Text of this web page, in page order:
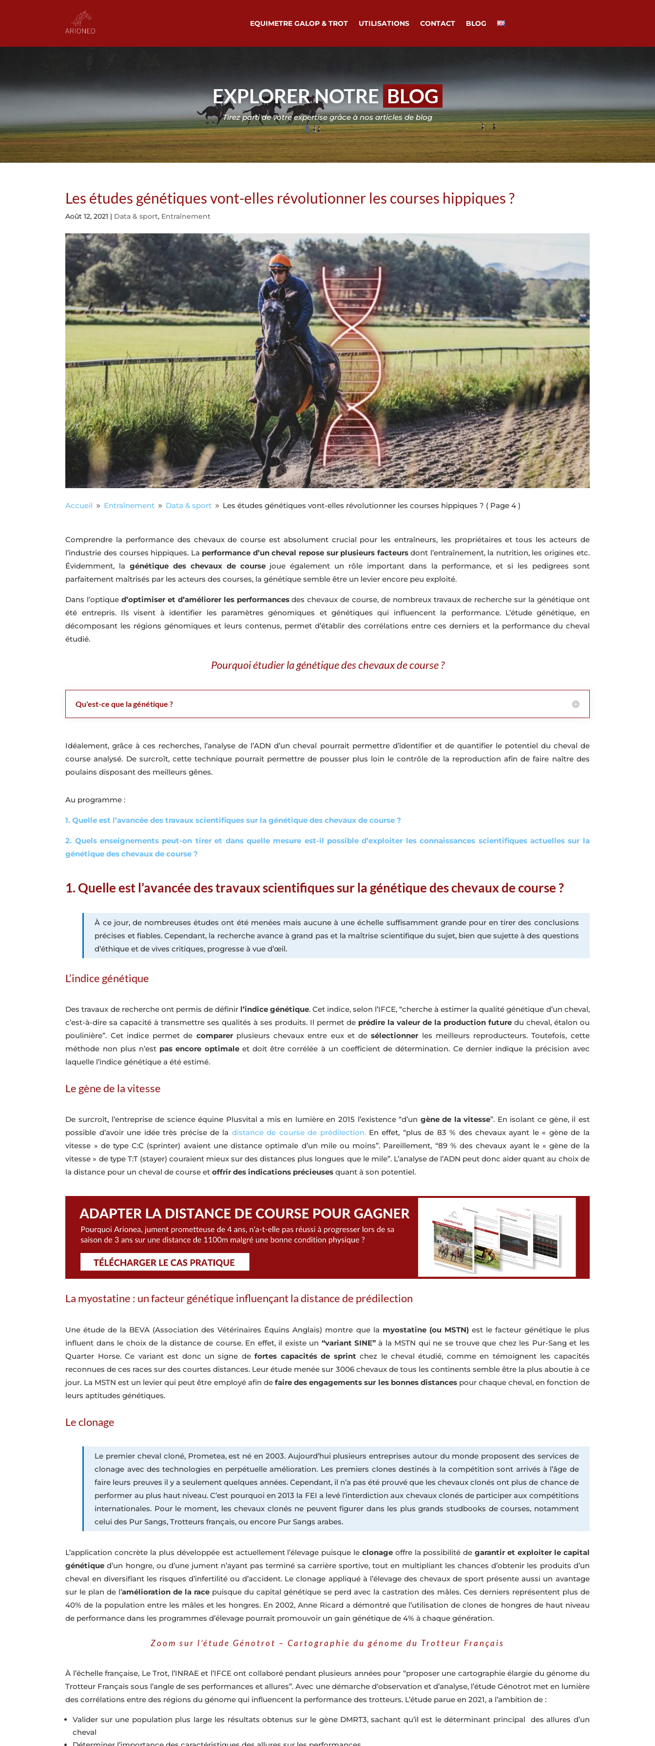
EQUIMETRE GALOP & TROT UTILISATIONS CONTACT BLOG
EXPLORER NOTRE BLOG
Tirez parti de votre expertise grâce à nos articles de blog
Les études génétiques vont-elles révolutionner les courses hippiques ?
Août 12, 2021 | Data & sport, Entraînement
Accueil 9 Entraînement 9 Data & sport 9 Les études génétiques vont-elles révolutionner les courses hippiques ? ( Page 4 )
Comprendre la performance des chevaux de course est absolument crucial pour les entraîneurs, les propriétaires et tous les acteurs de
l’industrie des courses hippiques. La performance d’un cheval repose sur plusieurs facteursdont l’entraînement, la nutrition, les origines etc.
Évidemment, lagénétique des chevaux de coursejoue également un rôle important dans la performance, et si les pedigrees sont
parfaitement maîtrisés par les acteurs des courses, la génétique semble être un levier encore peu exploité.
Dans l’optiqued’optimiser et d’améliorer les performancesdes chevaux de course, de nombreux travaux de recherche sur la génétique ont
été entrepris. Ils visent à identifier les paramètres génomiques et génétiques qui influencent la performance. L’étude génétique, en
décomposant les régions génomiques et leurs contenus, permet d’établir des corrélations entre ces derniers et la performance du cheval
étudié.
Pourquoi étudier la génétique des chevaux de course ?
Qu'est-ce que la génétique ?
Idéalement, grâce à ces recherches, l’analyse de l’ADN d’un cheval pourrait permettre d’identifier et de quantifier le potentiel du cheval de
course analysé. De surcroît, cette technique pourrait permettre de pousser plus loin le contrôle de la reproduction afin de faire naître des
poulains disposant des meilleurs gênes.
Au programme :
1. Quelle est l’avancée des travaux scientifiques sur la génétique des chevaux de course ?
2. Quels enseignements peut-on tirer et dans quelle mesure est-il possible d’exploiter les connaissances scientifiques actuelles sur la
génétique des chevaux de course ?
1. Quelle est l’avancée des travaux scientifiques sur la génétique des chevaux de course ?
À ce jour, de nombreuses études ont été menées mais aucune à une échelle suffisamment grande pour en tirer des conclusions
précises et fiables. Cependant, la recherche avance à grand pas et la maîtrise scientifique du sujet, bien que sujette à des questions
d’éthique et de vives critiques, progresse à vue d’œil.
L’indice génétique
Des travaux de recherche ont permis de définir l’indice génétique. Cet indice, selon l’IFCE, “cherche à estimer la qualité génétique d’un cheval,
c’est-à-dire sa capacité à transmettre ses qualités à ses produits. Il permet de prédire la valeur de la production futuredu cheval, étalon ou
poulinière”. Cet indice permet de comparerplusieurs chevaux entre eux et desélectionner les meilleurs reproducteurs. Toutefois, cette
méthode non plus n’est pas encore optimaleet doit être corrélée à un coefficient de détermination. Ce dernier indique la précision avec
laquelle l’indice génétique a été estimé.
Le gène de la vitesse
De surcroît, l’entreprise de science équine Plusvital a mis en lumière en 2015 l’existence “d’un gène de la vitesse”. En isolant ce gène, il est
possible d’avoir une idée très précise de la distance de course de prédilection.En effet, “plus de 83 % des chevaux ayant le « gène de la
vitesse » de type C:C (sprinter) avaient une distance optimale d’un mile ou moins”. Pareillement, “89 % des chevaux ayant le « gène de la
vitesse » de type T:T (stayer) couraient mieux sur des distances plus longues que le mile”. L’analyse de l’ADN peut donc aider quant au choix de
la distance pour un cheval de course etoffrir des indications précieuses quant à son potentiel.
La myostatine : un facteur génétique influençant la distance de prédilection
Une étude de la BEVA (Association des Vétérinaires Équins Anglais) montre que la myostatine (ou MSTN)est le facteur génétique le plus
influent dans le choix de la distance de course. En effet, il existe un “variant SINE”à la MSTN qui ne se trouve que chez les Pur-Sang et les
Quarter Horse. Ce variant est donc un signe defortes capacités de sprintchez le cheval étudié, comme en témoignent les capacités
reconnues de ces races sur des courtes distances. Leur étude menée sur 3006 chevaux de tous les continents semble être la plus aboutie à ce
jour. La MSTN est un levier qui peut être employé afin de faire des engagements sur les bonnes distancespour chaque cheval, en fonction de
leurs aptitudes génétiques.
Le clonage
Le premier cheval cloné, Prometea, est né en 2003. Aujourd’hui plusieurs entreprises autour du monde proposent des services de
clonage avec des technologies en perpétuelle amélioration. Les premiers clones destinés à la compétition sont arrivés à l’âge de
faire leurs preuves il y a seulement quelques années. Cependant, il n’a pas été prouvé que les chevaux clonés ont plus de chance de
performer au plus haut niveau. C’est pourquoi en 2013 la FEI a levé l’interdiction aux chevaux clonés de participer aux compétitions
internationales. Pour le moment, les chevaux clonés ne peuvent figurer dans les plus grands studbooks de courses, notamment
celui des Pur Sangs, Trotteurs français, ou encore Pur Sangs arabes.
L’application concrète la plus développée est actuellement l’élevage puisque le clonageoffre la possibilité degarantir et exploiter le capital
génétique d’un hongre, ou d’une jument n’ayant pas terminé sa carrière sportive, tout en multipliant les chances d’obtenir les produits d’un
cheval en diversifiant les risques d’infertilité ou d’accident. Le clonage appliqué à l’élevage des chevaux de sport présente aussi un avantage
sur le plan de l’amélioration de la race puisque du capital génétique se perd avec la castration des mâles. Ces derniers représentent plus de
40% de la population entre les mâles et les hongres. En 2002, Anne Ricard a démontré que l’utilisation de clones de hongres de haut niveau
de performance dans les programmes d’élevage pourrait promouvoir un gain génétique de 4% à chaque génération.
Zoom sur l’étude Génotrot – Cartographie du génome du Trotteur Français
À l’échelle française, Le Trot, l’INRAE et l’IFCE ont collaboré pendant plusieurs années pour “proposer une cartographie élargie du génome du
Trotteur Français sous l’angle de ses performances et allures”. Avec une démarche d’observation et d’analyse, l’étude Génotrot met en lumière
des corrélations entre des régions du génome qui influencent la performance des trotteurs. L’étude parue en 2021, a l’ambition de :
Valider sur une population plus large les résultats obtenus sur le gène DMRT3, sachant qu’il est le déterminant principal des allures d’un
cheval